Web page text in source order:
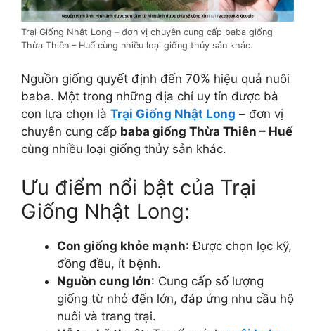
Trại Giống Nhật Long – đơn vị chuyên cung cấp baba giống
Thừa Thiên – Huế cùng nhiều loại giống thủy sản khác.
Nguồn giống quyết định đến 70% hiệu quả nuôi
baba. Một trong những địa chỉ uy tín được bà
con lựa chọn là Trại Giống Nhật Long – đơn vị
chuyên cung cấp baba giống Thừa Thiên – Huế
cùng nhiều loại giống thủy sản khác.
Ưu điểm nổi bật của Trại
Giống Nhật Long:
Con giống khỏe mạnh: Được chọn lọc kỹ,
đồng đều, ít bệnh.
Nguồn cung lớn: Cung cấp số lượng
giống từ nhỏ đến lớn, đáp ứng nhu cầu hộ
nuôi và trang trại.